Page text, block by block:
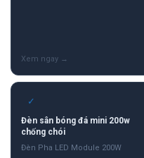
✓
Đèn sân bóng đá mini 200w
chống chói
Đèn Pha LED Module 200W